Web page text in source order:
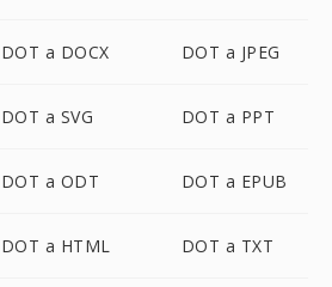
DOT a DOCX DOT a JPEG
DOT a SVG DOT a PPT
DOT a ODT DOT a EPUB
DOT a HTML DOT a TXT